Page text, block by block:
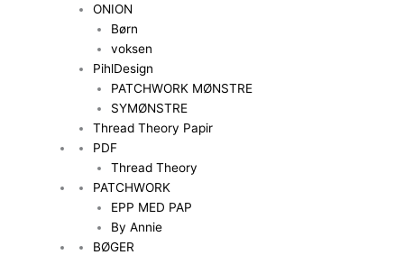
ONION
Børn
voksen
PihlDesign
PATCHWORK MØNSTRE
SYMØNSTRE
Thread Theory Papir
PDF
Thread Theory
PATCHWORK
EPP MED PAP
By Annie
BØGER